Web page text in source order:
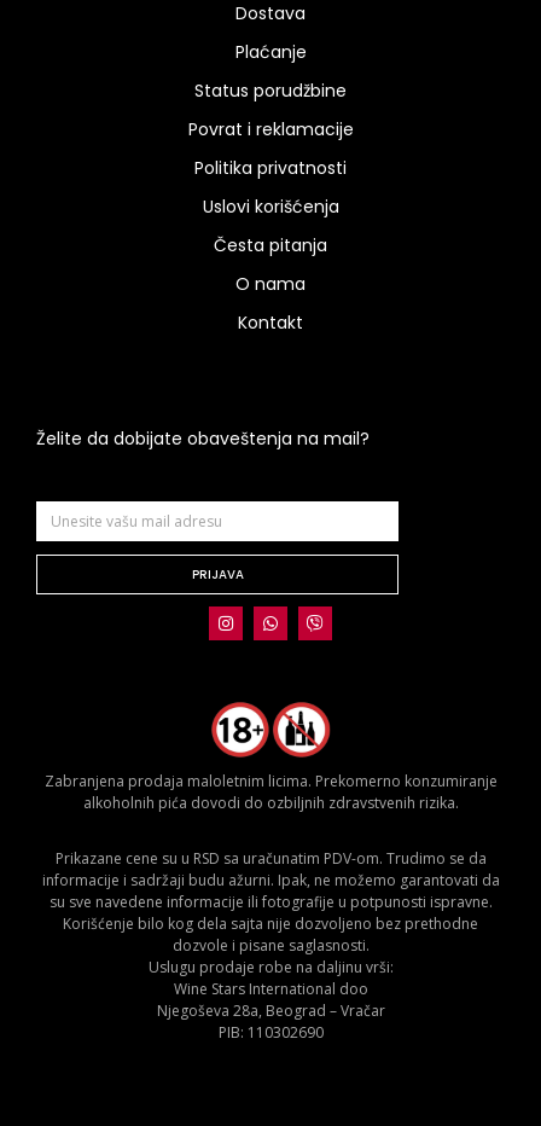
Dostava
Plaćanje
Status porudžbine
Povrat i reklamacije
Politika privatnosti
Uslovi korišćenja
Česta pitanja
O nama
Kontakt
Želite da dobijate obaveštenja na mail?
PRIJAVA
Zabranjena prodaja maloletnim licima. Prekomerno konzumiranje
alkoholnih pića dovodi do ozbiljnih zdravstvenih rizika.
Prikazane cene su u RSD sa uračunatim PDV-om. Trudimo se da
informacije i sadržaji budu ažurni. Ipak, ne možemo garantovati da
su sve navedene informacije ili fotografije u potpunosti ispravne.
Korišćenje bilo kog dela sajta nije dozvoljeno bez prethodne
dozvole i pisane saglasnosti.
Uslugu prodaje robe na daljinu vrši:
Wine Stars International doo
Njegoševa 28a, Beograd – Vračar
PIB: 110302690